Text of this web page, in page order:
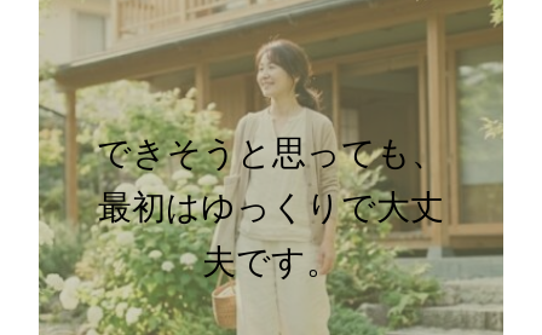
できそうと思っても、
最初はゆっくりで大丈
夫です。